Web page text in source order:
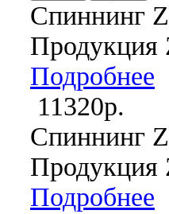
Спиннинг
Продукция
Подробнее
11320р.
Спиннинг
Продукция
Подробнее